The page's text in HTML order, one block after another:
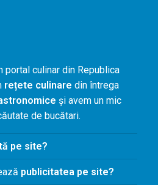
portal culinar din Republica
rețete culinare din întrega
și avem un mic
de bucătari.
pe site?
publicitatea pe site?